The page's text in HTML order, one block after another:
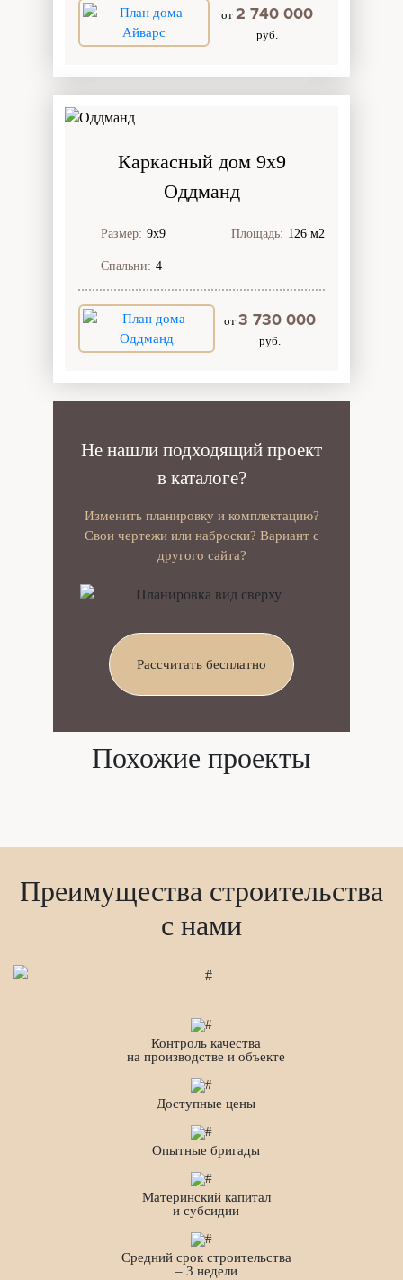
от2 740 000
руб.
Каркасный дом 9х9
Оддманд
Размер: 9х9 Площадь: 126 м2
Спальни: 4
от 3 730 000
руб.
Не нашли подходящий проект
в каталоге?
Изменить планировку и комплектацию?
Свои чертежи или наброски? Вариант с
другого сайта?
Рассчитать бесплатно
Похожие проекты
Преимущества строительства
с нами
Контроль качества
на производстве и объекте
Доступные цены
Опытные бригады
Материнский капитал
и субсидии
Средний срок строительства
– 3 недели